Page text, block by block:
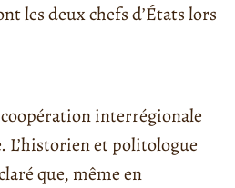
les deux chefs d’États lors
interrégionale
L’historien et politologue
que, même en